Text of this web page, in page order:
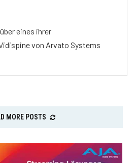
eines ihrer
von Arvato Systems
MORE POSTS